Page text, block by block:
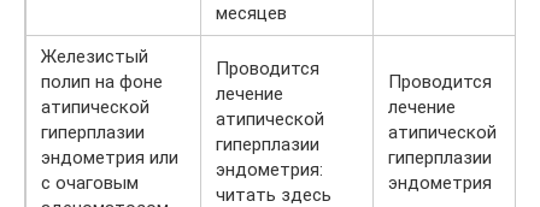
месяцев
Железистый
полип на фоне
атипической
гиперплазии
эндометрия или
с очаговым
Проводится
лечение
атипической
гиперплазии
эндометрия:
читать здесь
Проводится
лечение
атипической
гиперплазии
эндометрия